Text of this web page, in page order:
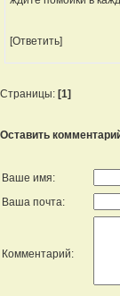
[Ответить]
Страницы: [1]
Оставить
Ваше имя:
Ваша почта:
Комментарий: